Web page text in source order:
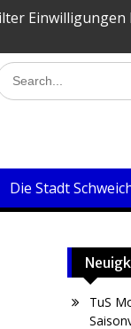
Die Stadt
TuS
Einwilligungen